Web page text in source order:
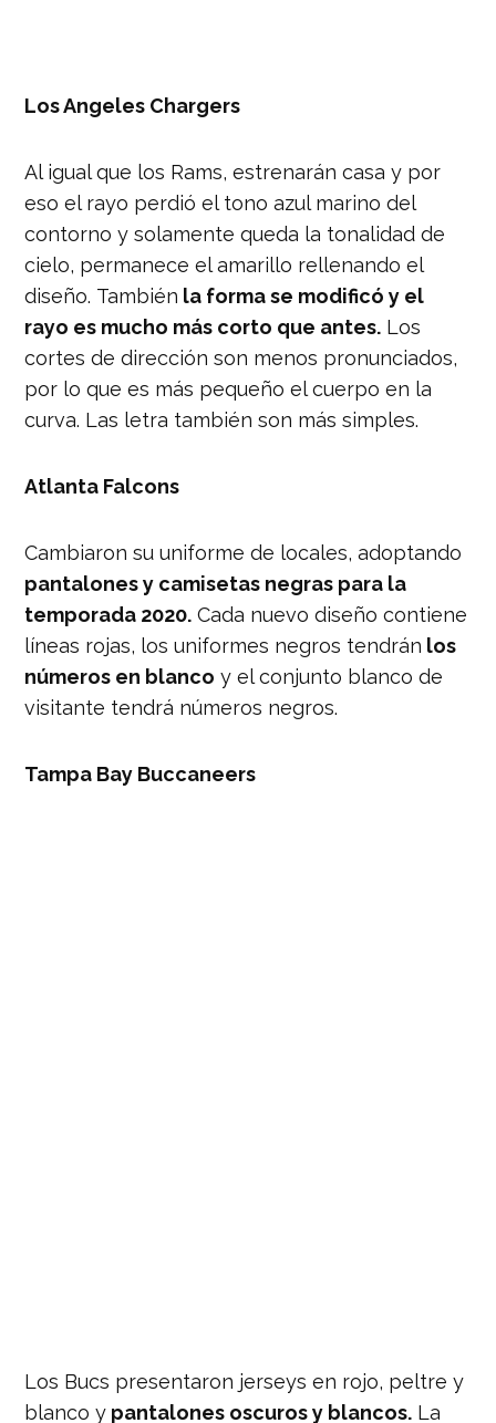
Los Angeles Chargers
Al igual que los Rams, estrenarán casa y por
eso el rayo perdió el tono azul marino del
contorno y solamente queda la tonalidad de
cielo, permanece el amarillo rellenando el
diseño. También la forma se modificó y el
rayo es mucho más corto que antes. Los
cortes de dirección son menos pronunciados,
por lo que es más pequeño el cuerpo en la
curva. Las letra también son más simples.
Atlanta Falcons
Cambiaron su uniforme de locales, adoptando
pantalones y camisetas negras para la
temporada 2020. Cada nuevo diseño contiene
líneas rojas, los uniformes negros tendrán los
números en blanco y el conjunto blanco de
visitante tendrá números negros.
Tampa Bay Buccaneers
Los Bucs presentaron jerseys en rojo, peltre y
blanco y pantalones oscuros y blancos. La